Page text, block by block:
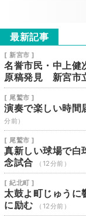
最新記事
[ 新宮市 ]
名誉市民・中上
原稿発見 新宮市
[ 尾鷲市 ]
演奏で楽しい時
分前）
[ 尾鷲市 ]
真新しい球場で
念試合
（12分前）
[ 紀北町 ]
太鼓よ町じゅう
に励む
（12分前）